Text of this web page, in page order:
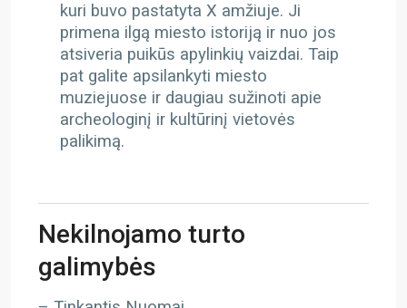
kuri buvo pastatyta X amžiuje. Ji
primena ilgą miesto istoriją ir nuo jos
atsiveria puikūs apylinkių vaizdai. Taip
pat galite apsilankyti miesto
muziejuose ir daugiau sužinoti apie
archeologinį ir kultūrinį vietovės
palikimą.
Nekilnojamo turto
galimybės